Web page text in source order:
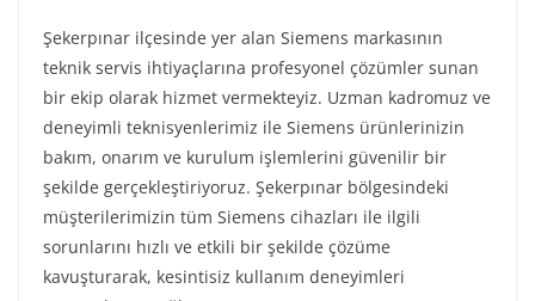
Şekerpınar ilçesinde yer alan Siemens markasının
teknik servis ihtiyaçlarına profesyonel çözümler sunan
bir ekip olarak hizmet vermekteyiz. Uzman kadromuz ve
deneyimli teknisyenlerimiz ile Siemens ürünlerinizin
bakım, onarım ve kurulum işlemlerini güvenilir bir
şekilde gerçekleştiriyoruz. Şekerpınar bölgesindeki
müşterilerimizin tüm Siemens cihazları ile ilgili
sorunlarını hızlı ve etkili bir şekilde çözüme
kavuşturarak, kesintisiz kullanım deneyimleri